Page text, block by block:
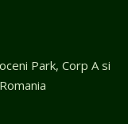
Park, Corp A si